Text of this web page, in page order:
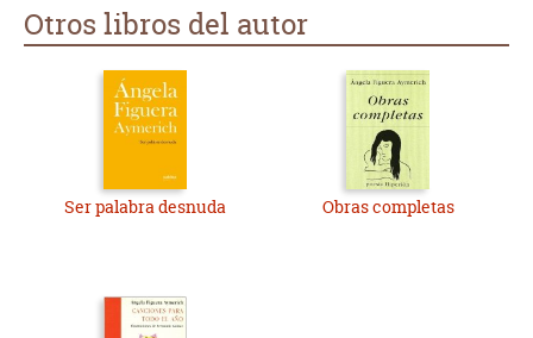
Otros libros del autor
Ser palabra desnuda Obras completas